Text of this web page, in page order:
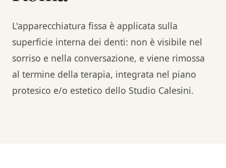
L'apparecchiatura fissa è applicata sulla
superficie interna dei denti: non è visibile nel
sorriso e nella conversazione, e viene rimossa
al termine della terapia, integrata nel piano
protesico e/o estetico dello Studio Calesini.